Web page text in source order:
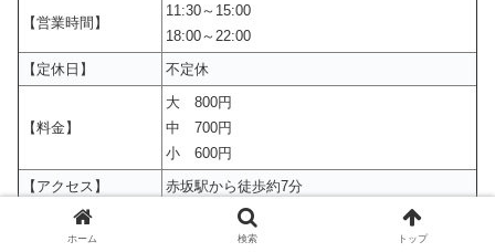
【営業時間】
11:30～15:00
18:00～22:00
【定休日】
不定休
【料金】
大 800円
中 700円
小 600円
【アクセス】
赤坂駅から徒歩約7分
【駐車場】
ホーム 検索 トップ